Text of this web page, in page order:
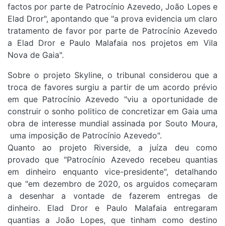
factos por parte de Patrocínio Azevedo, João Lopes e
Elad Dror", apontando que "a prova evidencia um claro
tratamento de favor por parte de Patrocínio Azevedo
a Elad Dror e Paulo Malafaia nos projetos em Vila
Nova de Gaia".
Sobre o projeto Skyline, o tribunal considerou que a
troca de favores surgiu a partir de um acordo prévio
em que Patrocínio Azevedo "viu a oportunidade de
construir o sonho politico de concretizar em Gaia uma
obra de interesse mundial assinada por Souto Moura,
uma imposição de Patrocínio Azevedo".
Quanto ao projeto Riverside, a juíza deu como
provado que "Patrocínio Azevedo recebeu quantias
em dinheiro enquanto vice-presidente", detalhando
que "em dezembro de 2020, os arguidos começaram
a desenhar a vontade de fazerem entregas de
dinheiro. Elad Dror e Paulo Malafaia entregaram
quantias a João Lopes, que tinham como destino